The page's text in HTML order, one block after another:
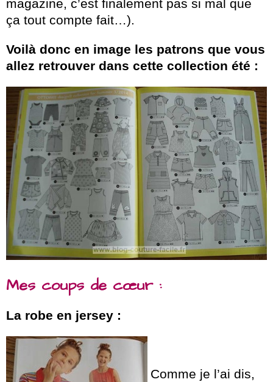
magazine, c’est finalement pas si mal que
ça tout compte fait…).
Voilà donc en image les patrons que vous
allez retrouver dans cette collection été :
Mes coups de cœur :
La robe en jersey :
Comme je l’ai dis,